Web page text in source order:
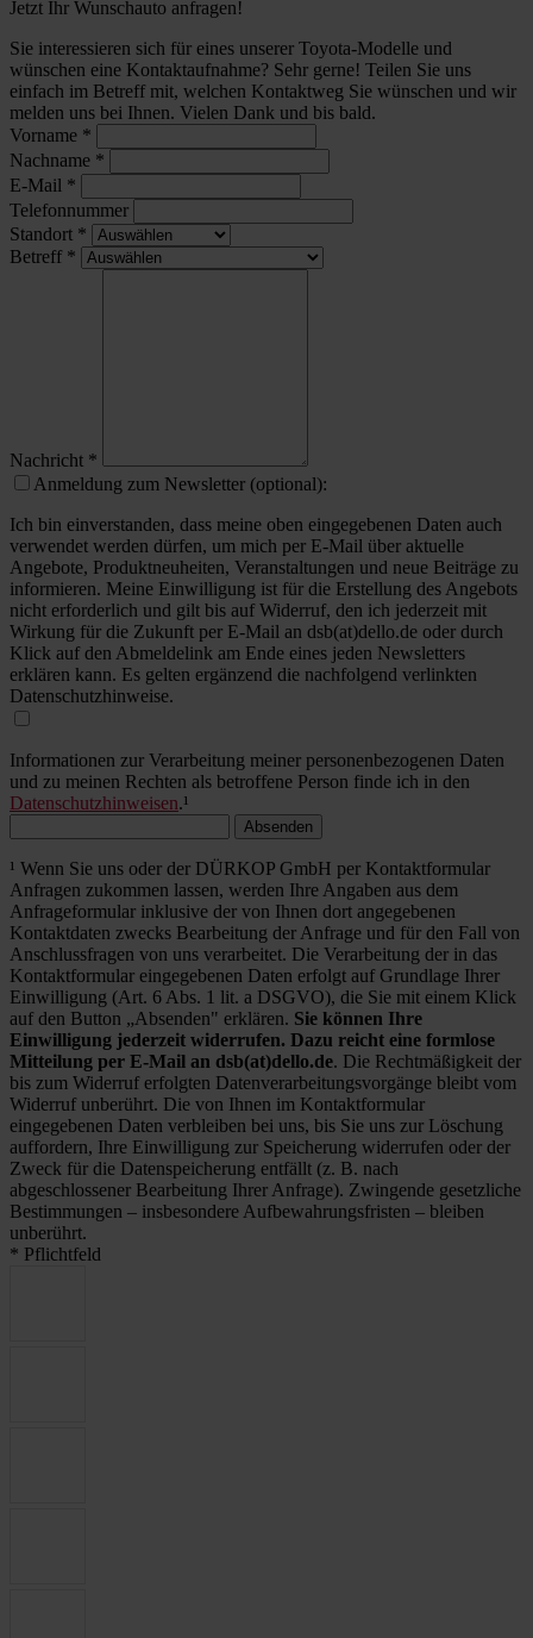
Jetzt Ihr Wunschauto anfragen!
Sie interessieren sich für eines unserer Toyota-Modelle und
wünschen eine Kontaktaufnahme? Sehr gerne! Teilen Sie uns
einfach im Betreff mit, welchen Kontaktweg Sie wünschen und wir
melden uns bei Ihnen. Vielen Dank und bis bald.
Vorname *
Nachname *
E-Mail *
Telefonnummer
Standort *
Betreff *
Nachricht *
Anmeldung zum Newsletter (optional):
Ich bin einverstanden, dass meine oben eingegebenen Daten auch
verwendet werden dürfen, um mich per E-Mail über aktuelle
Angebote, Produktneuheiten, Veranstaltungen und neue Beiträge zu
informieren. Meine Einwilligung ist für die Erstellung des Angebots
nicht erforderlich und gilt bis auf Widerruf, den ich jederzeit mit
Wirkung für die Zukunft per E-Mail an dsb(at)dello.de oder durch
Klick auf den Abmeldelink am Ende eines jeden Newsletters
erklären kann. Es gelten ergänzend die nachfolgend verlinkten
Datenschutzhinweise.
Informationen zur Verarbeitung meiner personenbezogenen Daten
und zu meinen Rechten als betroffene Person finde ich in den
Datenschutzhinweisen.¹
Absenden
¹ Wenn Sie uns oder der DÜRKOP GmbH per Kontaktformular
Anfragen zukommen lassen, werden Ihre Angaben aus dem
Anfrageformular inklusive der von Ihnen dort angegebenen
Kontaktdaten zwecks Bearbeitung der Anfrage und für den Fall von
Anschlussfragen von uns verarbeitet. Die Verarbeitung der in das
Kontaktformular eingegebenen Daten erfolgt auf Grundlage Ihrer
Einwilligung (Art. 6 Abs. 1 lit. a DSGVO), die Sie mit einem Klick
auf den Button „Absenden" erklären. Sie können Ihre
Einwilligung jederzeit widerrufen. Dazu reicht eine formlose
Mitteilung per E-Mail an dsb(at)dello.de. Die Rechtmäßigkeit der
bis zum Widerruf erfolgten Datenverarbeitungsvorgänge bleibt vom
Widerruf unberührt. Die von Ihnen im Kontaktformular
eingegebenen Daten verbleiben bei uns, bis Sie uns zur Löschung
auffordern, Ihre Einwilligung zur Speicherung widerrufen oder der
Zweck für die Datenspeicherung entfällt (z. B. nach
abgeschlossener Bearbeitung Ihrer Anfrage). Zwingende gesetzliche
Bestimmungen – insbesondere Aufbewahrungsfristen – bleiben
unberührt.
* Pflichtfeld